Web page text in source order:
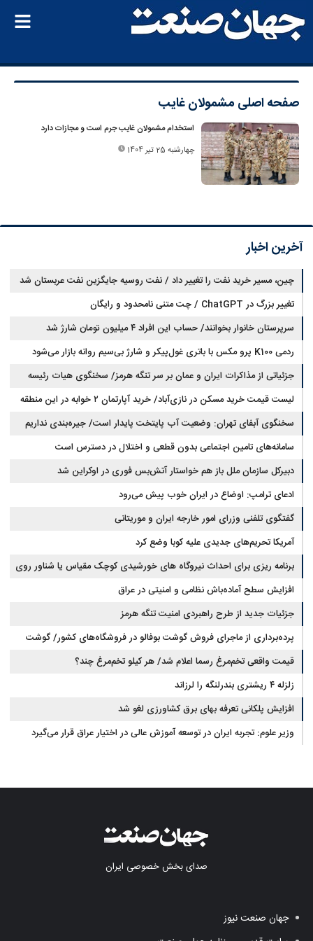
صفحه اصلی مشمولان غایب
استخدام مشمولان غایب جرم است و مجازات دارد
چهارشنبه 25 تیر 1404
آخرین اخبار
چین، مسیر خرید نفت را تغییر داد / نفت روسیه جایگزین نفت عربستان شد
تغییر بزرگ در ChatGPT / چت متنی نامحدود و رایگان
سرپرستان خانوار بخوانند/ حساب این افراد ۴ میلیون تومان شارژ شد
ردمی K100 پرو مکس با باتری غول‌پیکر و شارژ بی‌سیم روانه بازار می‌شود
جزئیاتی از مذاکرات ایران و عمان بر سر تنگه هرمز/ سخنگوی هیات رئیسه
مجلس: بیانیه‌ای شامل تصحیح مسیر تردد دریایی در تنگه، در آستانه نهایی شدن
است
لیست قیمت خرید مسکن در نازی‌آباد/ خرید آپارتمان ۲ خوابه در این منطقه
چقدر سرمایه نیاز دارد؟ + جدول مردادماه ۱۴۰۵
سخنگوی آبفای تهران: وضعیت آب پایتخت پایدار است/ جیره‌بندی نداریم
سامانه‌های تامین اجتماعی بدون قطعی و اختلال در دسترس است
دبیرکل سازمان ملل باز هم خواستار آتش‌بس فوری در اوکراین شد
ادعای ترامپ: اوضاع در ایران خوب پیش می‌رود
گفتگوی تلفنی وزرای امور خارجه ایران و موریتانی
آمریکا تحریم‌های جدیدی علیه کوبا وضع کرد
برنامه ریزی برای احداث نیروگاه های خورشیدی کوچک مقیاس یا شناور روی
آب در مازندران
افزایش سطح آماده‌باش نظامی و امنیتی در عراق
جزئیات جدید از طرح راهبردی امنیت تنگه هرمز
پرده‌برداری از ماجرای فروش گوشت بوفالو در فروشگاه‌های کشور/ گوشت
بوفالو از کجا وارد می‌شود؟/ هر کیلو بوفالو با چه قیمتی به فروش می‌رود؟
قیمت واقعی تخم‌مرغ رسما اعلام شد/ هر کیلو تخم‌مرغ چند؟
زلزله ۴ ریشتری بندرلنگه را لرزاند
افزایش پلکانی تعرفه بهای برق کشاورزی لغو شد
وزیر علوم: تجربه ایران در توسعه آموزش عالی در اختیار عراق قرار می‌گیرد
صدای بخش خصوصی ایران
جهان صنعت نیوز